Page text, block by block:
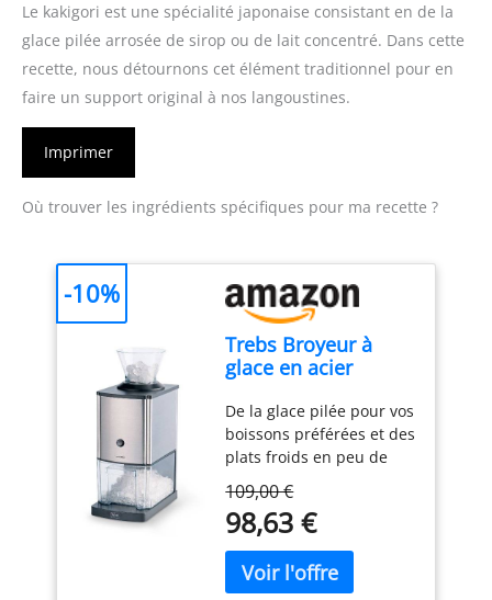
Le kakigori est une spécialité japonaise consistant en de la
glace pilée arrosée de sirop ou de lait concentré. Dans cette
recette, nous détournons cet élément traditionnel pour en
faire un support original à nos langoustines.
Imprimer
Où trouver les ingrédients spécifiques pour ma recette ?
Trebs Broyeur à
glace en acier
pour les boissons
gazeuses, les
cocktails ou la
préparation de
desserts froids (1 kg
de glace pilée par
minute, capacité 3
litres, 80 watts)
De la glace pilée pour vos
boissons préférées et des
plats froids en peu de
en quelques secondes
avec le broyeur de glace
de Trebs La glace fendue
est idéale pour les
boissons gazeuses, les
109,00 €
98,63 €
-10%